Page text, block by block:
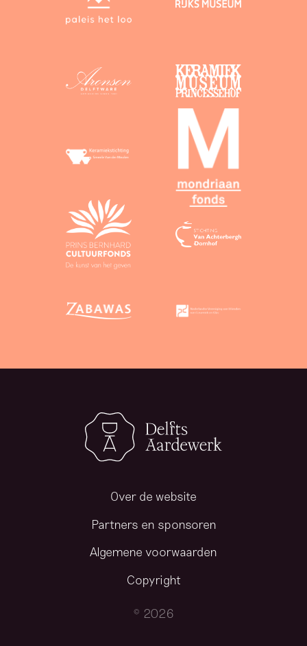
Over de website
Partners en sponsoren
Algemene voorwaarden
Copyright
© 2026